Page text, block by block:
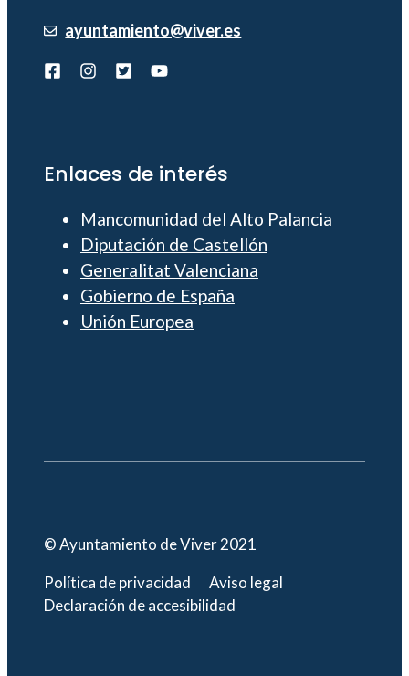
ayuntamiento@viver.es
Enlaces de interés
Mancomunidad del Alto Palancia
Diputación de Castellón
Generalitat Valenciana
Gobierno de España
Unión Europea
© Ayuntamiento de Viver 2021
Política de privacidad
Aviso legal
Declaración de accesibilidad